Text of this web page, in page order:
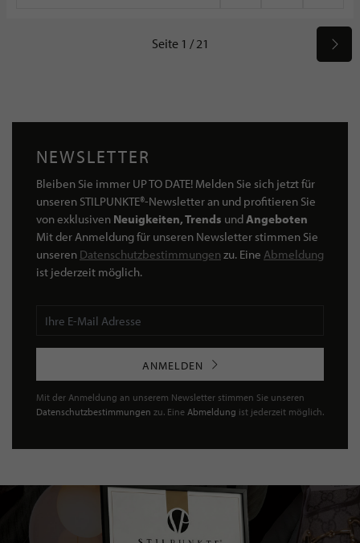
Seite 1 / 21
NEWSLETTER
Bleiben Sie immer UP TO DATE! Melden Sie sich jetzt für
unseren STILPUNKTE®-Newsletter an und profitieren Sie
von exklusiven Neuigkeiten, Trends undAngeboten
Mit der Anmeldung für unseren Newsletter stimmen Sie
unseren Datenschutzbestimmungen zu. Eine Abmeldung
ist jederzeit möglich.
ANMELDEN
Mit der Anmeldung an unserem Newsletter stimmen Sie unseren
Datenschutzbestimmungen zu. Eine Abmeldung ist jederzeit möglich.